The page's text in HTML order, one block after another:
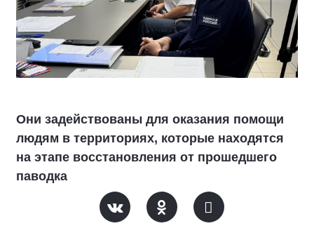
Они задействованы для оказания помощи
людям в территориях, которые находятся
на этапе восстановления от прошедшего
паводка